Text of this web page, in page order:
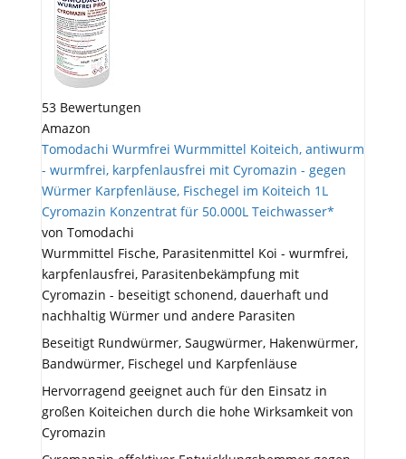
53 Bewertungen
Amazon
Tomodachi Wurmfrei Wurmmittel Koiteich, antiwurm
- wurmfrei, karpfenlausfrei mit Cyromazin - gegen
Würmer Karpfenläuse, Fischegel im Koiteich 1L
Cyromazin Konzentrat für 50.000L Teichwasser*
von Tomodachi
Wurmmittel Fische, Parasitenmittel Koi - wurmfrei,
karpfenlausfrei, Parasitenbekämpfung mit
Cyromazin - beseitigt schonend, dauerhaft und
nachhaltig Würmer und andere Parasiten
Beseitigt Rundwürmer, Saugwürmer, Hakenwürmer,
Bandwürmer, Fischegel und Karpfenläuse
Hervorragend geeignet auch für den Einsatz in
großen Koiteichen durch die hohe Wirksamkeit von
Cyromazin